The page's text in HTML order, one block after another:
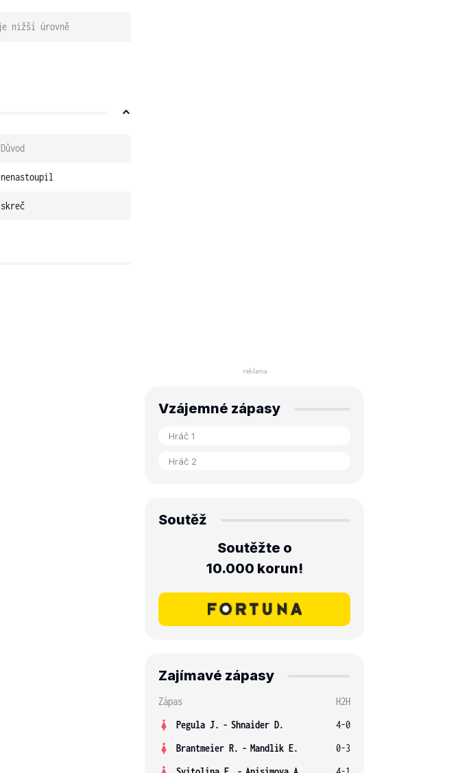
nižší úrovně
Důvod
nenastoupil
skreč
Vzájemné zápasy
Soutěž
Soutěžte o
10.000 korun!
Zajímavé zápasy
Zápas
H2H
Pegula J. - Shnaider D.
4-0
Brantmeier R. - Mandlik E.
0-3